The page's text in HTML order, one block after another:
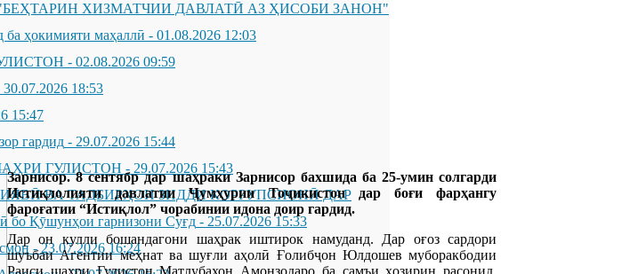
ХИЗМАТЧИИ ДАВЛАТӢ АЗ ҲИСОБИ ЗАНОН"
ҳокимияти маҳаллӣ - 01.08.2026 12:03
- 02.08.2026 09:59
30.07.2026 18:53
15:47
гардид - 29.07.2026 15:44
ГУЛИСТОН - 29.07.2026 15:43
ВА ТАДБИРҲОИ ЗИДДИ КОРРУПСИОНӢ ДАР
бо Қӯшунҳои гарнизони Суғд - 25.07.2026 15:33
-23.07.2026 16:24
Зарнисор. 8 сентябр дар шаҳраки Зарнисор бахшида ба 25-умин солгарди
Истиқлолияти давлатии Ҷумҳурии Тоҷикистон дар боғи фарҳангу
фароғатии “Истиқлол” чорабинии идона доир гардид.
Дар он кулли бошандагони шаҳрак иштирок намуданд. Дар оғоз сардори
шуъбаи Агентии меҳнат ва шуғли аҳолӣ Ғолибҷон Юлдошев муборакбодии
Раиси шаҳри Гулистон Матлубахон Амонзодаро ба самъи ҳозирин расонид.